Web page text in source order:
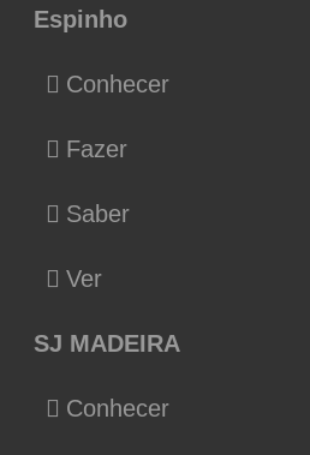
Espinho
Conhecer
Fazer
Saber
Ver
SJ MADEIRA
Conhecer